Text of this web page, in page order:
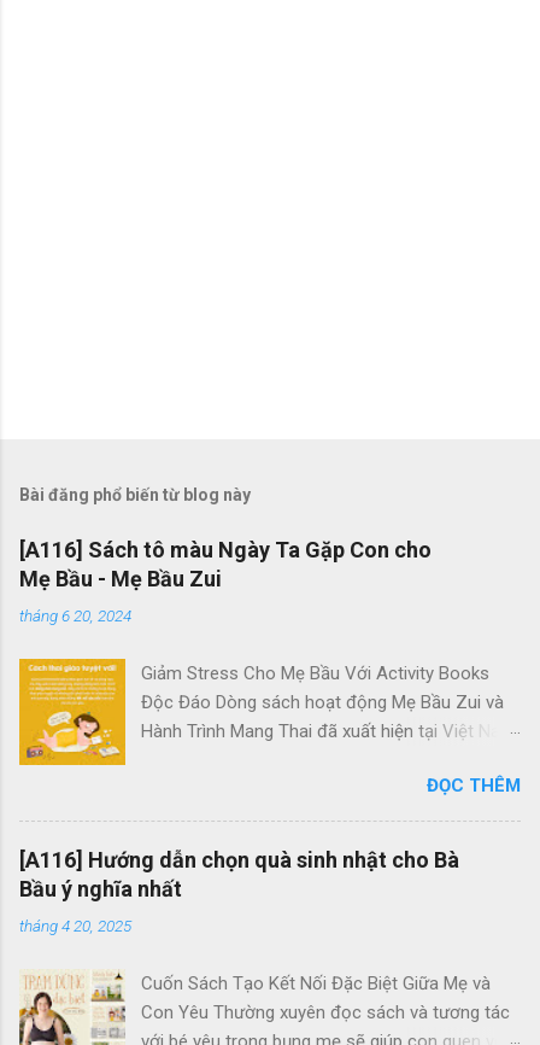
Bài đăng phổ biến từ blog này
[A116] Sách tô màu Ngày Ta Gặp Con cho
Mẹ Bầu - Mẹ Bầu Zui
tháng 6 20, 2024
Giảm Stress Cho Mẹ Bầu Với Activity Books
Độc Đáo Dòng sách hoạt động Mẹ Bầu Zui và
Hành Trình Mang Thai đã xuất hiện tại Việt Nam
hiệu quả. Chúng là những tác phẩm duy nhất
dành riêng cho các mẹ bầu tại đây. Quên đi
những trang sách dày cộp chữ viết và không
cần lo lắng về kiến thức sâu rộ về thai kỳ, bộ
sách hoạt động này tập trung vào những hoạt
đáo, đáng nhớ trong suốt quãng thời gian 9
tháng 10 ngày đầy ý nghĩa. Trong những trang
ĐỌC THÊM
[A116] Hướng dẫn chọn quà sinh nhật cho Bà
Bầu ý nghĩa nhất
tháng 4 20, 2025
Cuốn Sách Tạo Kết Nối Đặc Biệt Giữa Mẹ và
Con Yêu Thường xuyên đọc sách và tương tác